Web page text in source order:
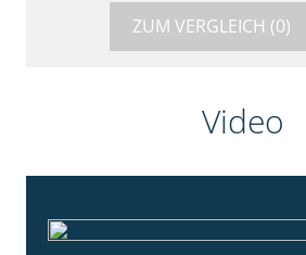
ZUM VERGLEICH (0)
Video